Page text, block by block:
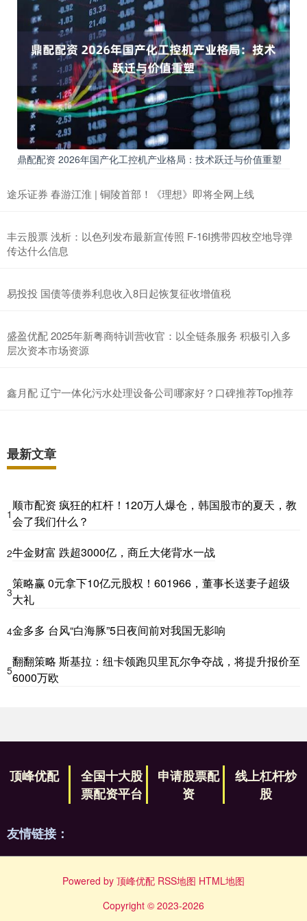
鼎配配资 2026年国产化工控机产业格局：技术跃迁与价值重塑
途乐证券 春游江淮 | 铜陵首部！《理想》即将全网上线
丰云股票 浅析：以色列发布最新宣传照 F-16I携带四枚空地导弹
传达什么信息
易投投 国债等债券利息收入8日起恢复征收增值税
盛盈优配 2025年新粤商特训营收官：以全链条服务 积极引入多
层次资本市场资源
鑫月配 辽宁一体化污水处理设备公司哪家好？口碑推荐Top推荐
最新文章
1
顺市配资 疯狂的杠杆！120万人爆仓，韩国股市的夏天，教
会了我们什么？
2牛金财富 跌超3000亿，商丘大佬背水一战
3
策略赢 0元拿下10亿元股权！601966，董事长送妻子超级
大礼
4金多多 台风“白海豚”5日夜间前对我国无影响
5
翻翻策略 斯基拉：纽卡领跑贝里瓦尔争夺战，将提升报价至
6000万欧
顶峰优配
全国十大股
票配资平台
申请股票配
资
线上杠杆炒
股
友情链接：
Powered by 顶峰优配 RSS地图 HTML地图
Copyright © 2023-2026